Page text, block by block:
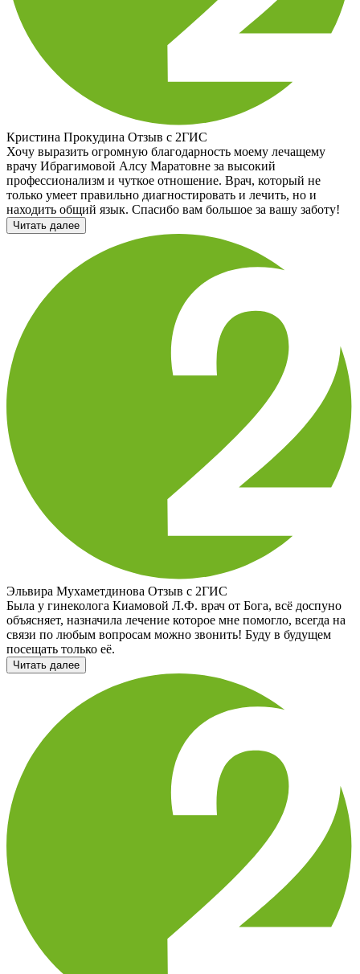
Кристина Прокудина Отзыв с 2ГИС
Хочу выразить огромную благодарность моему лечащему
врачу Ибрагимовой Алсу Маратовне за высокий
профессионализм и чуткое отношение. Врач, который не
только умеет правильно диагностировать и лечить, но и
находить общий язык. Спасибо вам большое за вашу заботу!
Читать далее
Эльвира Мухаметдинова Отзыв с 2ГИС
Была у гинеколога Киамовой Л.Ф. врач от Бога, всё доспуно
объясняет, назначила лечение которое мне помогло, всегда на
связи по любым вопросам можно звонить! Буду в будущем
посещать только её.
Читать далее